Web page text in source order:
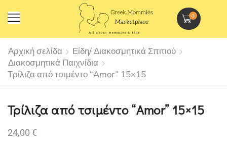
0
Αρχική σελίδα
Είδη/ Διακοσμητικά Σπιτιού
Διακοσμητικά Παιχνίδια
Τρίλιζα από τσιμέντο “Amor” 15×15
Τρίλιζα από τσιμέντο “Amor” 15×15
24,00 €